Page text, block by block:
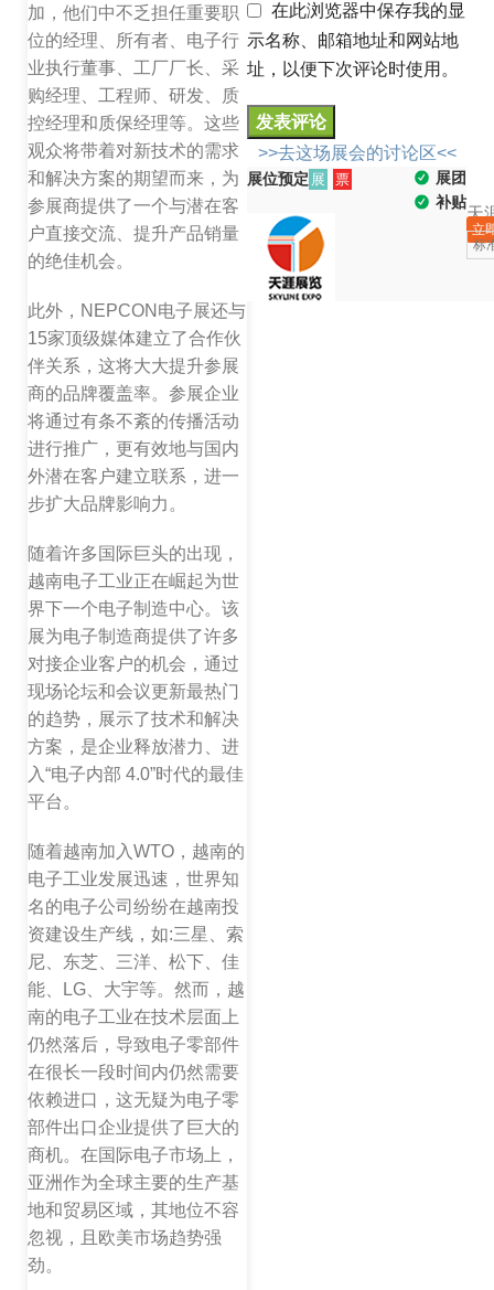
加，他们中不乏担任重要职
位的经理、所有者、电子行
业执行董事、工厂厂长、采
购经理、工程师、研发、质
控经理和质保经理等。这些
观众将带着对新技术的需求
和解决方案的期望而来，为
参展商提供了一个与潜在客
户直接交流、提升产品销量
的绝佳机会。
此外，NEPCON电子展还与
15家顶级媒体建立了合作伙
伴关系，这将大大提升参展
商的品牌覆盖率。参展企业
将通过有条不紊的传播活动
进行推广，更有效地与国内
外潜在客户建立联系，进一
步扩大品牌影响力。
随着许多国际巨头的出现，
越南电子工业正在崛起为世
界下一个电子制造中心。该
展为电子制造商提供了许多
对接企业客户的机会，通过
现场论坛和会议更新最热门
的趋势，展示了技术和解决
方案，是企业释放潜力、进
入“电子内部 4.0”时代的最佳
平台。
随着越南加入WTO，越南的
电子工业发展迅速，世界知
名的电子公司纷纷在越南投
资建设生产线，如:三星、索
尼、东芝、三洋、松下、佳
能、LG、大宇等。然而，越
南的电子工业在技术层面上
仍然落后，导致电子零部件
在很长一段时间内仍然需要
依赖进口，这无疑为电子零
部件出口企业提供了巨大的
商机。在国际电子市场上，
亚洲作为全球主要的生产基
地和贸易区域，其地位不容
忽视，且欧美市场趋势强
劲。
在此浏览器中保存我的显
示名称、邮箱地址和网站地
址，以便下次评论时使用。
>>去这场展会的讨论区<<
展位预定 展 票
展团
补贴
天
立
标